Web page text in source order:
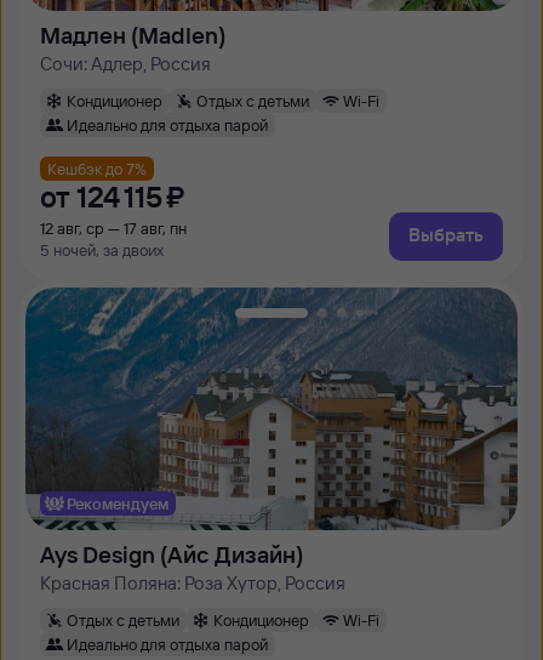
Мадлен (Madlen)
Сочи: Адлер, Россия
Кондиционер Отдых с детьми
Wi-Fi
Идеально для отдыха парой
Кешбэк до 7%
от 124 ⁠115 ⁠₽
12 авг, ср — 17 авг, пн
5 ночей, за двоих
Выбрать
Рекомендуем
Ays Design (Айс Дизайн)
Красная Поляна: Роза Хутор, Россия
Отдых с детьми Кондиционер
Wi-Fi
Идеально для отдыха парой